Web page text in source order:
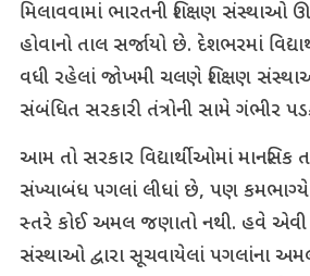
મિલાવવામાં ભારતની શિક્ષણ સંસ્થાઓ
હોવાનો તાલ સર્જાયો છે. દેશભરમાં
વધી રહેલાં જોખમી ચલણે શિક્ષણ
સંબંધિત સરકારી તંત્રોની સામે ગંભીર
આમ તો સરકાર વિદ્યાર્થીઓમાં માનસિક
સંખ્યાબંધ પગલાં લીધાં છે, પણ
સ્તરે કોઈ અમલ જણાતો નથી. હવે એવી
સંસ્થાઓ દ્વારા સૂચવાયેલાં પગલાંના